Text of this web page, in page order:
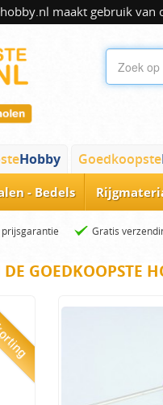
maakt gebruik van
Hobby Goedkoopste
- Bedels
prijsgarantie Gratis
GOEDKOOPSTE